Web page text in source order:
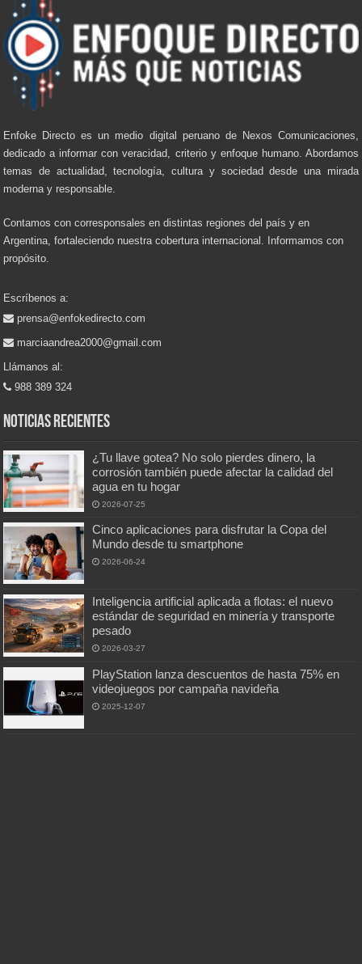
Enfoke Directo es un medio digital peruano de Nexos Comunicaciones,
dedicado a informar con veracidad, criterio y enfoque humano. Abordamos
temas de actualidad, tecnología, cultura y sociedad desde una mirada
moderna y responsable.
Contamos con corresponsales en distintas regiones del país y en
Argentina, fortaleciendo nuestra cobertura internacional. Informamos con
propósito.
Escríbenos a:
prensa@enfokedirecto.com
marciaandrea2000@gmail.com
Llámanos al:
988 389 324
Noticias recientes
¿Tu llave gotea? No solo pierdes dinero, la
corrosión también puede afectar la calidad del
agua en tu hogar
2026-07-25
Cinco aplicaciones para disfrutar la Copa del
Mundo desde tu smartphone
2026-06-24
Inteligencia artificial aplicada a flotas: el nuevo
estándar de seguridad en minería y transporte
pesado
2026-03-27
PlayStation lanza descuentos de hasta 75% en
videojuegos por campaña navideña
2025-12-07